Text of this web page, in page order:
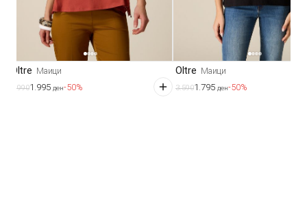
Oltre Маици
3.9901.995 ден-50%
Oltre Маици
3.5901.795 ден-50%